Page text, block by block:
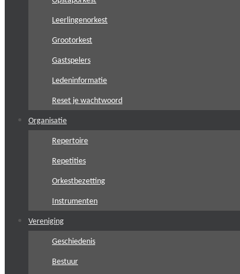
Leerlingenorkest
Grootorkest
Gastspelers
Ledeninformatie
Reset je wachtwoord
Organisatie
Repertoire
Repetities
Orkestbezetting
Instrumenten
Vereniging
Geschiedenis
Bestuur